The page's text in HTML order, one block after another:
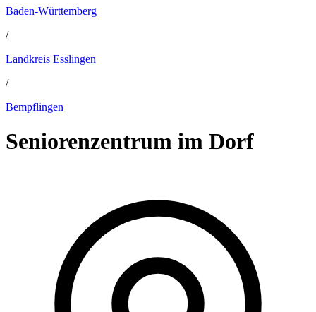
Baden-Württemberg
/
Landkreis Esslingen
/
Bempflingen
Seniorenzentrum im Dorf